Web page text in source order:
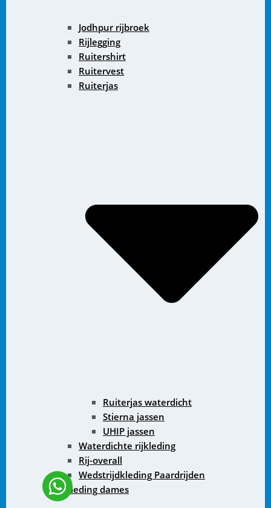
Jodhpur rijbroek
Rijlegging
Ruitershirt
Ruitervest
Ruiterjas
Ruiterjas waterdicht
Stierna jassen
UHIP jassen
Waterdichte rijkleding
Rij-overall
Wedstrijdkleding Paardrijden
Rijkleding dames